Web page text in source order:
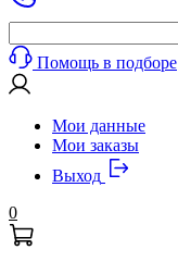
Помощь в подборе
Мои данные
Мои заказы
Выход
0